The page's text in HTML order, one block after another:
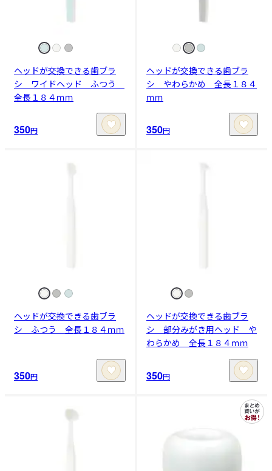
ヘッドが交換できる歯ブラ
シ ワイドヘッド ふつう
全長１８４ｍｍ
350円
ヘッドが交換できる歯ブラ
シ やわらかめ 全長１８４
ｍｍ
350円
ヘッドが交換できる歯ブラ
シ ふつう 全長１８４ｍｍ
350円
ヘッドが交換できる歯ブラ
シ 部分みがき用ヘッド や
わらかめ 全長１８４ｍｍ
350円